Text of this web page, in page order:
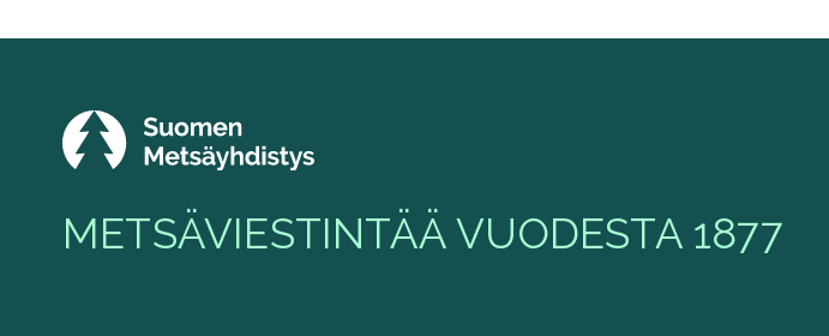
METSÄVIESTINTÄÄ VUODESTA 1877